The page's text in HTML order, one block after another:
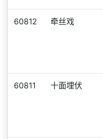
60812 牵丝戏
60811 十面埋伏